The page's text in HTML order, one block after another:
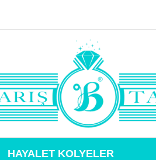
HAYALET KOLYELER